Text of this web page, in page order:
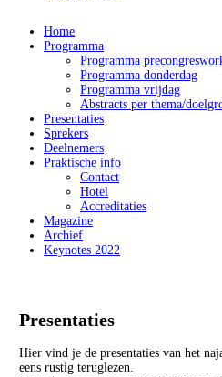
Home
Programma
Programma
Programma donderdag
Programma vrijdag
Abstracts per thema/
Presentaties
Sprekers
Deelnemers
Praktische info
Contact
Hotel
Accreditaties
Magazine
Archief
Keynotes 2022
Presentaties
Hier vind je de presentaties van het
eens rustig teruglezen.